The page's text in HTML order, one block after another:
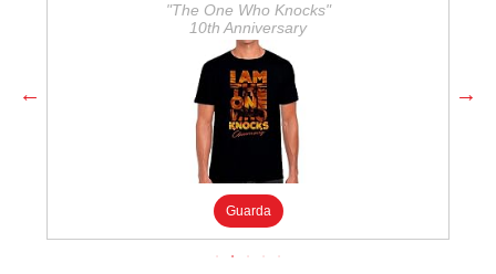
"The One Who Knocks"
10th Anniversary
Guarda